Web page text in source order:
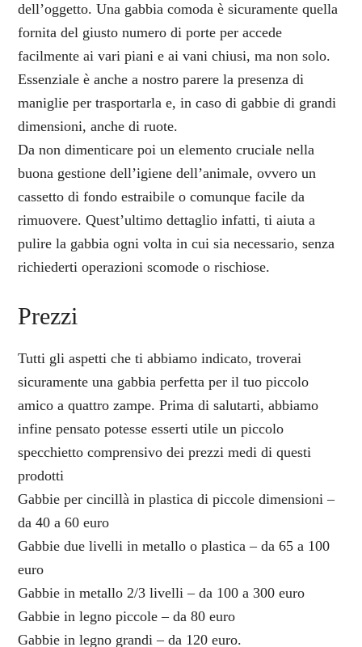
dell’oggetto. Una gabbia comoda è sicuramente quella
fornita del giusto numero di porte per accede
facilmente ai vari piani e ai vani chiusi, ma non solo.
Essenziale è anche a nostro parere la presenza di
maniglie per trasportarla e, in caso di gabbie di grandi
dimensioni, anche di ruote.
Da non dimenticare poi un elemento cruciale nella
buona gestione dell’igiene dell’animale, ovvero un
cassetto di fondo estraibile o comunque facile da
rimuovere. Quest’ultimo dettaglio infatti, ti aiuta a
pulire la gabbia ogni volta in cui sia necessario, senza
richiederti operazioni scomode o rischiose.
Prezzi
Tutti gli aspetti che ti abbiamo indicato, troverai
sicuramente una gabbia perfetta per il tuo piccolo
amico a quattro zampe. Prima di salutarti, abbiamo
infine pensato potesse esserti utile un piccolo
specchietto comprensivo dei prezzi medi di questi
prodotti
Gabbie per cincillà in plastica di piccole dimensioni –
da 40 a 60 euro
Gabbie due livelli in metallo o plastica – da 65 a 100
euro
Gabbie in metallo 2/3 livelli – da 100 a 300 euro
Gabbie in legno piccole – da 80 euro
Gabbie in legno grandi – da 120 euro.